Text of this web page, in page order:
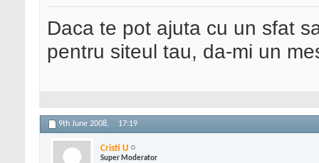
Daca te pot ajuta cu un sfat
pentru siteul tau, da-mi un
9th June 2008, 17:19
Cristi U
Super Moderator